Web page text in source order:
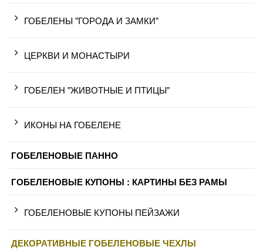
ГОБЕЛЕНЫ "ГОРОДА И ЗАМКИ"
ЦЕРКВИ И МОНАСТЫРИ
ГОБЕЛЕН "ЖИВОТНЫЕ И ПТИЦЫ"
ИКОНЫ НА ГОБЕЛЕНЕ
ГОБЕЛЕНОВЫЕ ПАННО
ГОБЕЛЕНОВЫЕ КУПОНЫ : КАРТИНЫ БЕЗ РАМЫ
ГОБЕЛЕНОВЫЕ КУПОНЫ ПЕЙЗАЖИ
ДЕКОРАТИВНЫЕ ГОБЕЛЕНОВЫЕ ЧЕХЛЫ